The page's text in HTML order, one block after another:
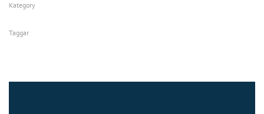
Kategory
Taggar